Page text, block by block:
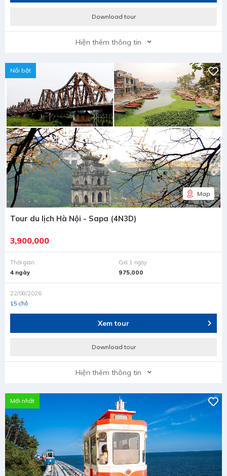
Download tour
Hiện thêm thông tin
Nổi bật
Map
Tour du lịch Hà Nội - Sapa (4N3D)
3,900,000
Thời gian:
4 ngày
Giá 1 ngày
975,000
22/08/2026
15 chỗ
Xem tour
Download tour
Hiện thêm thông tin
Mới nhất